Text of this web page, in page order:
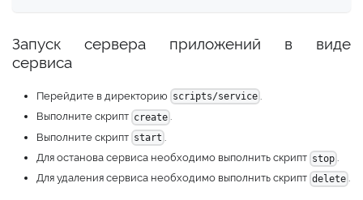
Запуск сервера приложений в виде
сервиса
Перейдите в директорию scripts/service
Выполните скрипт create .
Выполните скрипт start
Для останова сервиса необходимо выполнить скрипт stop
Для удаления сервиса необходимо выполнить скрипт delete .